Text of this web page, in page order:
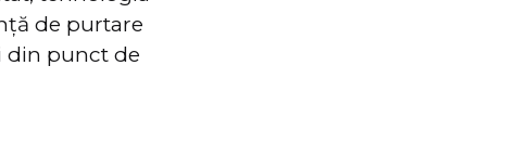
de purtare
din punct de